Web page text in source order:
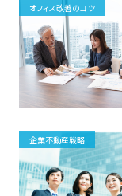
オフィス改善のコツ
企業不動産戦略